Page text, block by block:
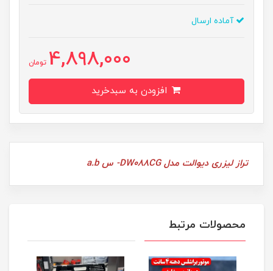
آماده ارسال
4,898,000 تومان
تراز لیزری دیوالت مدل DW088CG- س a.b
محصولات مرتبط